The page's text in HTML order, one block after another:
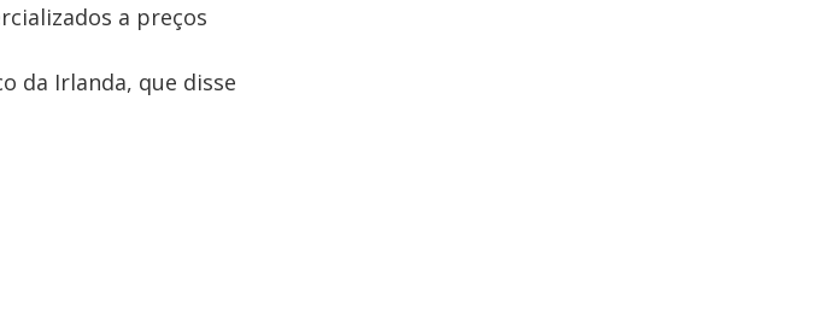
a preços
da Irlanda, que disse